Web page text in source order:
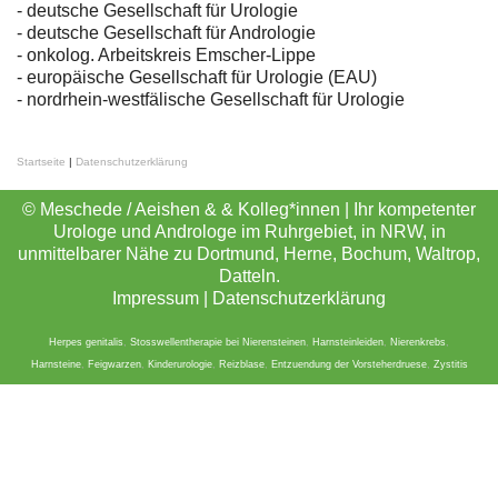
- deutsche Gesellschaft für Urologie
- deutsche Gesellschaft für Andrologie
- onkolog. Arbeitskreis Emscher-Lippe
- europäische Gesellschaft für Urologie (EAU)
- nordrhein-westfälische Gesellschaft für Urologie
Startseite | Datenschutzerklärung
© Meschede / Aeishen & & Kolleg*innen | Ihr kompetenter
Urologe und Androloge im Ruhrgebiet, in NRW, in
unmittelbarer Nähe zu Dortmund, Herne, Bochum, Waltrop,
Datteln.
Impressum
Datenschutzerklärung
Herpes genitalis Stosswellentherapie bei Nierensteinen Harnsteinleiden Nierenkrebs
Harnsteine, Feigwarzen, Kinderurologie, Reizblase, Entzuendung der Vorsteherdruese, Zystitis